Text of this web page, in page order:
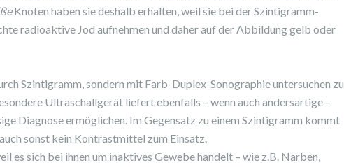
Knoten haben sie deshalb erhalten, weil sie bei der Szintigramm-
radioaktive Jod aufnehmen und daher auf der Abbildung gelb oder
Szintigramm, sondern mit Farb-Duplex-Sonographie untersuchen zu
Ultraschallgerät liefert ebenfalls – wenn auch andersartige –
Diagnose ermöglichen. Im Gegensatz zu einem Szintigramm kommt
sonst kein Kontrastmittel zum Einsatz.
es sich bei ihnen um inaktives Gewebe handelt – wie z.B. Narben,